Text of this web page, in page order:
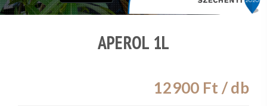
APEROL 1L
12900 Ft / db